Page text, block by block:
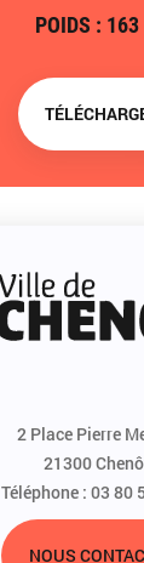
POIDS : 163
2 Place Pierre
21300
Téléphone : 03 80
NOUS